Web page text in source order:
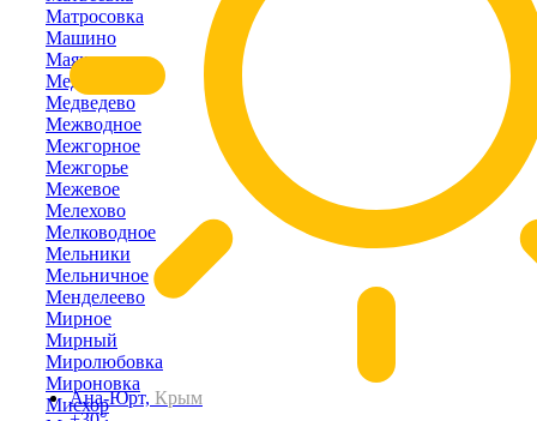
Ана-Юрт, Крым
Матросовка
Машино
Маяк
Медведевка
Медведево
Межводное
Межгорное
Межгорье
Межевое
Мелехово
Мелководное
Мельники
Мельничное
Менделеево
Мирное
Мирный
Миролюбовка
Мироновка
Мисхор